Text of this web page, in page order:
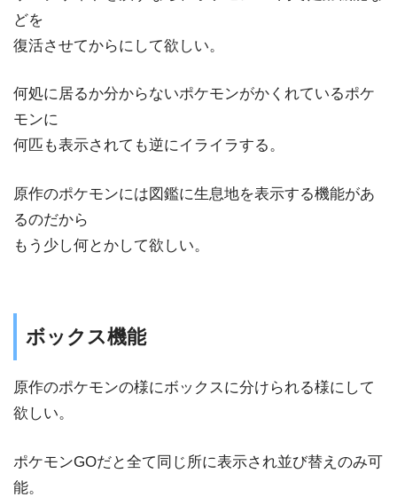
どを
復活させてからにして欲しい。
何処に居るか分からないポケモンがかくれているポケ
モンに
何匹も表示されても逆にイライラする。
原作のポケモンには図鑑に生息地を表示する機能があ
るのだから
もう少し何とかして欲しい。
ボックス機能
原作のポケモンの様にボックスに分けられる様にして
欲しい。
ポケモンGOだと全て同じ所に表示され並び替えのみ可
能。